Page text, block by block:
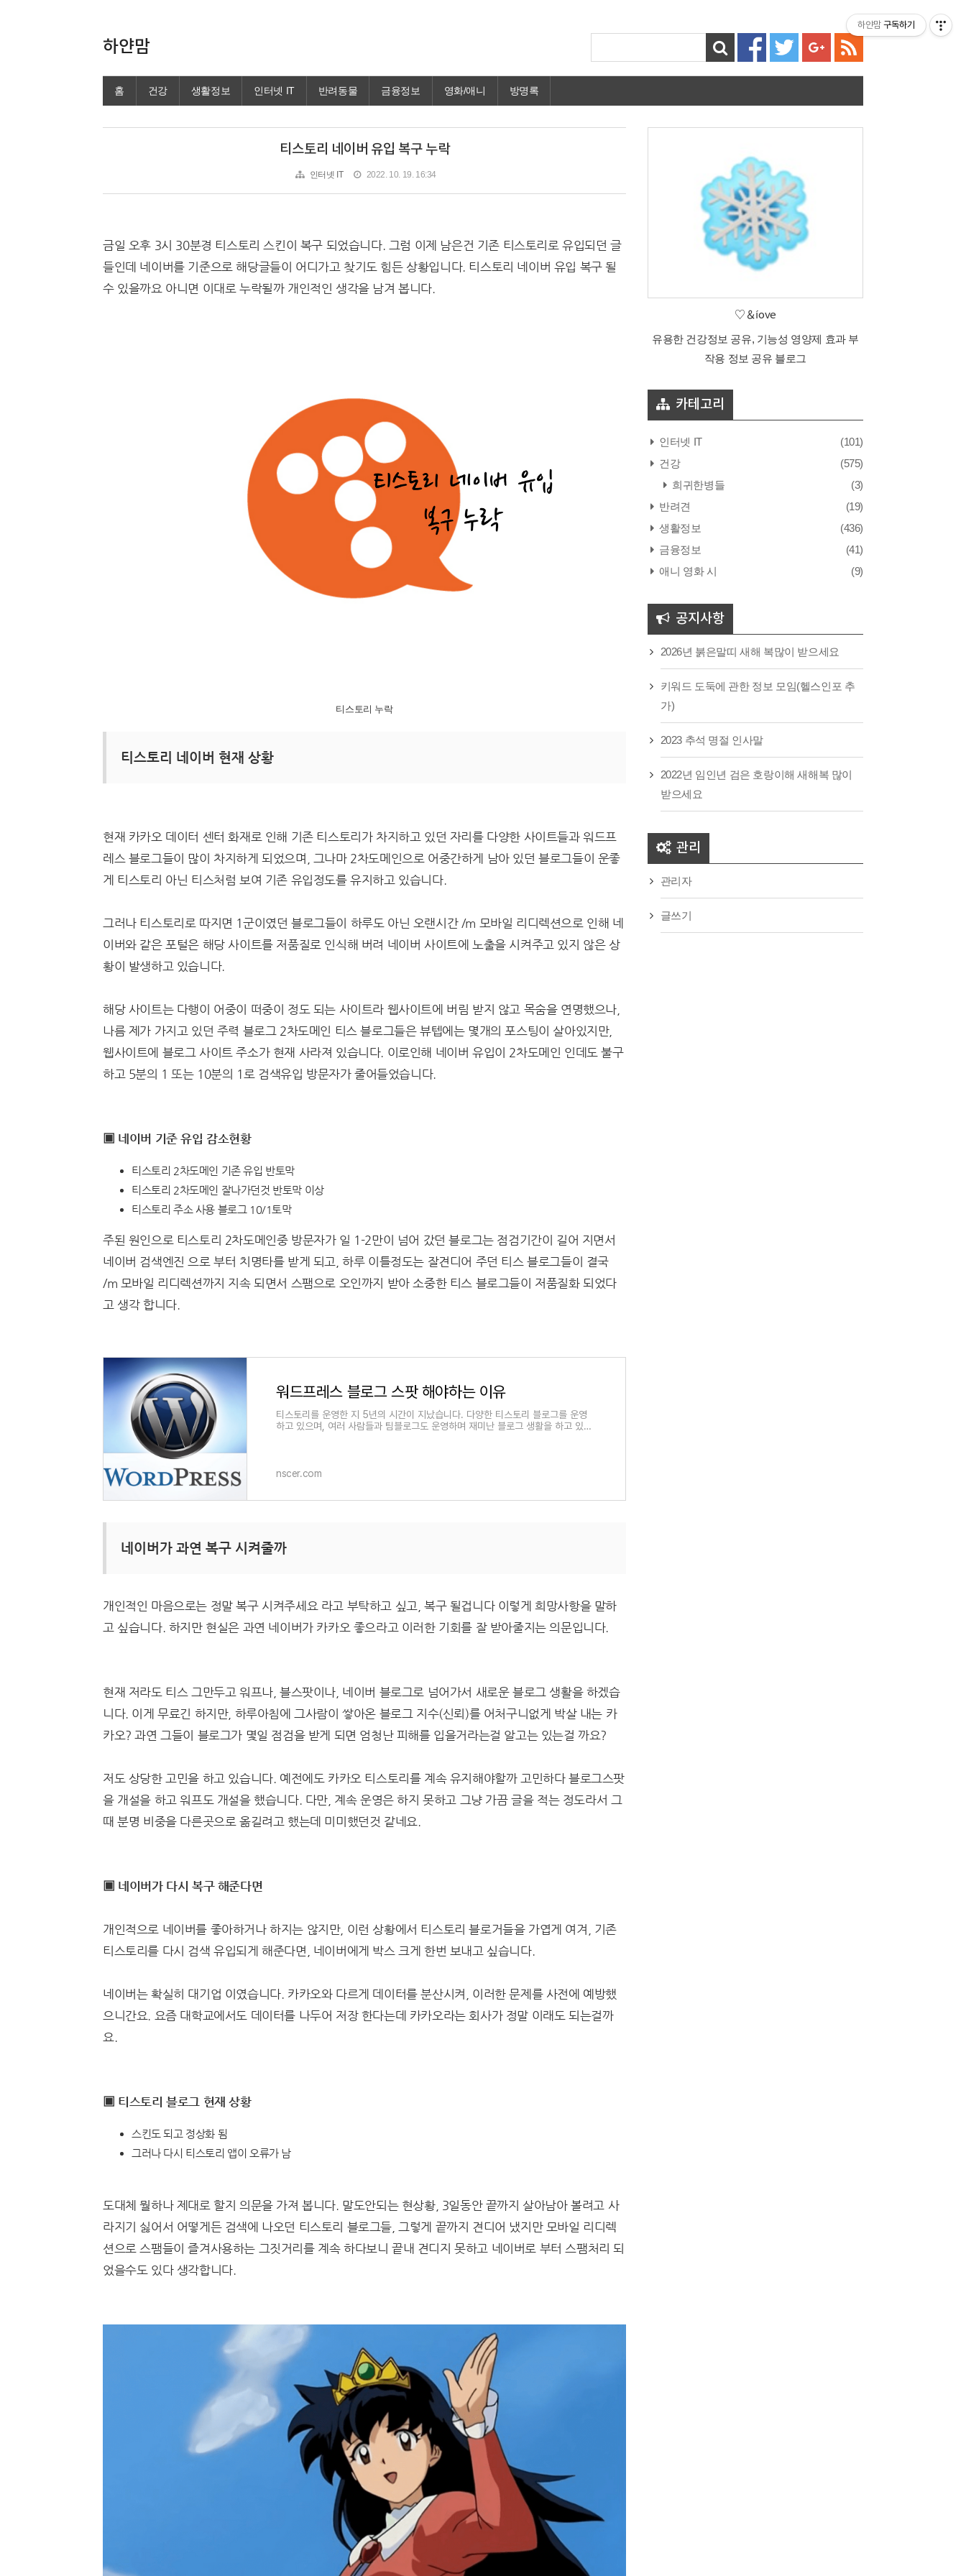
하얀맘
홈 건강 생활정보 인터넷 IT 반려동물 금융정보 영화/애니 방명록
티스토리 네이버 유입 복구 누락
인터넷 IT 2022. 10. 19. 16:34
금일 오후 3시 30분경 티스토리 스킨이 복구 되었습니다. 그럼 이제 남은건 기존 티스토리로 유입되던 글
들인데 네이버를 기준으로 해당글들이 어디가고 찾기도 힘든 상황입니다. 티스토리 네이버 유입 복구 될
수 있을까요 아니면 이대로 누락될까 개인적인 생각을 남겨 봅니다.
티스토리 누락
티스토리 네이버 현재 상황
현재 카카오 데이터 센터 화재로 인해 기존 티스토리가 차지하고 있던 자리를 다양한 사이트들과 워드프
레스 블로그들이 많이 차지하게 되었으며, 그나마 2차도메인으로 어중간하게 남아 있던 블로그들이 운좋
게 티스토리 아닌 티스처럼 보여 기존 유입정도를 유지하고 있습니다.
그러나 티스토리로 따지면 1군이였던 블로그들이 하루도 아닌 오랜시간 /m 모바일 리디렉션으로 인해 네
이버와 같은 포털은 해당 사이트를 저품질로 인식해 버려 네이버 사이트에 노출을 시켜주고 있지 않은 상
황이 발생하고 있습니다.
해당 사이트는 다행이 어중이 떠중이 정도 되는 사이트라 웹사이트에 버림 받지 않고 목숨을 연명했으나,
나름 제가 가지고 있던 주력 블로그 2차도메인 티스 블로그들은 뷰텝에는 몇개의 포스팅이 살아있지만,
웹사이트에 블로그 사이트 주소가 현재 사라져 있습니다. 이로인해 네이버 유입이 2차도메인 인데도 불구
하고 5분의 1 또는 10분의 1로 검색유입 방문자가 줄어들었습니다.
▣ 네이버 기준 유입 감소현황
티스토리 2차도메인 기존 유입 반토막
티스토리 2차도메인 잘나가던것 반토막 이상
티스토리 주소 사용 블로그 10/1토막
주된 원인으로 티스토리 2차도메인중 방문자가 일 1-2만이 넘어 갔던 블로그는 점검기간이 길어 지면서
네이버 검색엔진 으로 부터 치명타를 받게 되고, 하루 이틀정도는 잘견디어 주던 티스 블로그들이 결국
/m 모바일 리디렉션까지 지속 되면서 스팸으로 오인까지 받아 소중한 티스 블로그들이 저품질화 되었다
고 생각 합니다.
워드프레스 블로그 스팟 해야하는 이유
티스토리를 운영한 지 5년의 시간이 지났습니다. 다양한 티스토리 블로그를 운영
하고 있으며, 여러 사람들과 팀블로그도 운영하며 재미난 블로그 생활을 하고 있습
nscer.com
네이버가 과연 복구 시켜줄까
개인적인 마음으로는 정말 복구 시켜주세요 라고 부탁하고 싶고, 복구 될겁니다 이렇게 희망사항을 말하
고 싶습니다. 하지만 현실은 과연 네이버가 카카오 좋으라고 이러한 기회를 잘 받아줄지는 의문입니다.
현재 저라도 티스 그만두고 워프나, 블스팟이나, 네이버 블로그로 넘어가서 새로운 블로그 생활을 하겠습
니다. 이게 무료긴 하지만, 하루아침에 그사람이 쌓아온 블로그 지수(신뢰)를 어처구니없게 박살 내는 카
카오? 과연 그들이 블로그가 몇일 점검을 받게 되면 엄청난 피해를 입을거라는걸 알고는 있는걸 까요?
저도 상당한 고민을 하고 있습니다. 예전에도 카카오 티스토리를 계속 유지해야할까 고민하다 블로그스팟
을 개설을 하고 워프도 개설을 했습니다. 다만, 계속 운영은 하지 못하고 그냥 가끔 글을 적는 정도라서 그
때 분명 비중을 다른곳으로 옮길려고 했는데 미미했던것 같네요.
▣ 네이버가 다시 복구 해준다면
개인적으로 네이버를 좋아하거나 하지는 않지만, 이런 상황에서 티스토리 블로거들을 가엽게 여겨, 기존
티스토리를 다시 검색 유입되게 해준다면, 네이버에게 박스 크게 한번 보내고 싶습니다.
네이버는 확실히 대기업 이였습니다. 카카오와 다르게 데이터를 분산시켜, 이러한 문제를 사전에 예방했
으니간요. 요즘 대학교에서도 데이터를 나두어 저장 한다는데 카카오라는 회사가 정말 이래도 되는걸까
요.
▣ 티스토리 블로그 현재 상황
스킨도 되고 정상화 됨
그러나 다시 티스토리 앱이 오류가 남
도대체 뭘하나 제대로 할지 의문을 가져 봅니다. 말도안되는 현상황, 3일동안 끝까지 살아남아 볼려고 사
라지기 싫어서 어떻게든 검색에 나오던 티스토리 블로그들, 그렇게 끝까지 견디어 냈지만 모바일 리디렉
션으로 스팸들이 즐겨사용하는 그짓거리를 계속 하다보니 끝내 견디지 못하고 네이버로 부터 스팸처리 되
었을수도 있다 생각합니다.
♡＆íove
유용한 건강정보 공유, 기능성 영양제 효과 부
작용 정보 공유 블로그
카테고리
인터넷 IT
(101)
건강
(575)
희귀한병들
(3)
반려견
(19)
생활정보
(436)
금융정보
(41)
애니 영화 시
(9)
공지사항
2026년 붉은말띠 새해 복많이 받으세요
키워드 도둑에 관한 정보 모임(헬스인포 추
가)
2023 추석 명절 인사말
2022년 임인년 검은 호랑이해 새해복 많이
받으세요
관리
관리자
글쓰기
하얀맘 구독하기